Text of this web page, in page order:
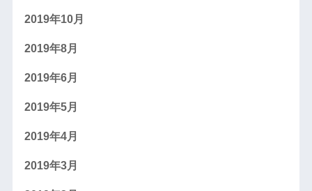
2019年10月
2019年8月
2019年6月
2019年5月
2019年4月
2019年3月